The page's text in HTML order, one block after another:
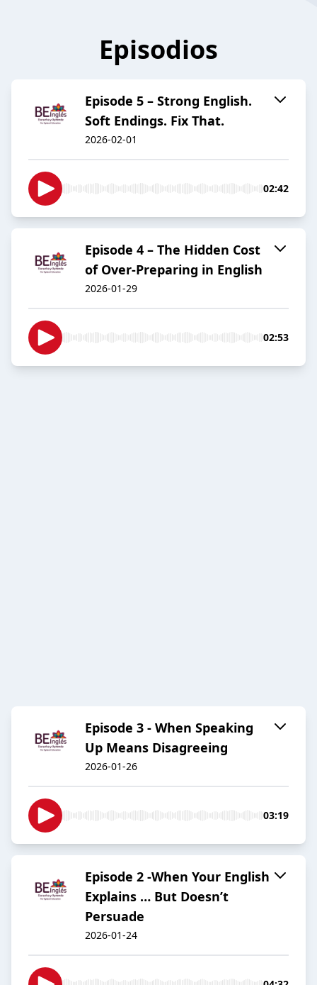
Episodios
Episode 5 – Strong English.
Soft Endings. Fix That.
2026-02-01
02:42
Episode 4 – The Hidden Cost
of Over-Preparing in English
2026-01-29
02:53
Episode 3 - When Speaking
Up Means Disagreeing
2026-01-26
03:19
Episode 2 -When Your English
Explains … But Doesn’t
Persuade
2026-01-24